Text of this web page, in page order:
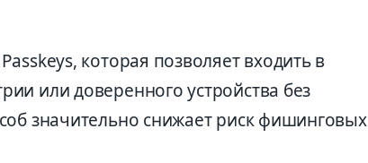
которая позволяет входить в
или доверенного устройства без
значительно снижает риск фишинговых